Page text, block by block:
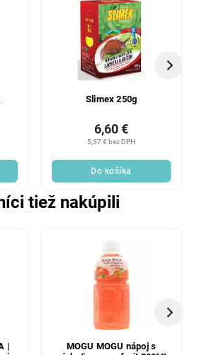
Slimex 250g
5,37 € bez DPH
6,60 €
Do košíka
tiež nakúpili
|
MOGU MOGU nápoj s